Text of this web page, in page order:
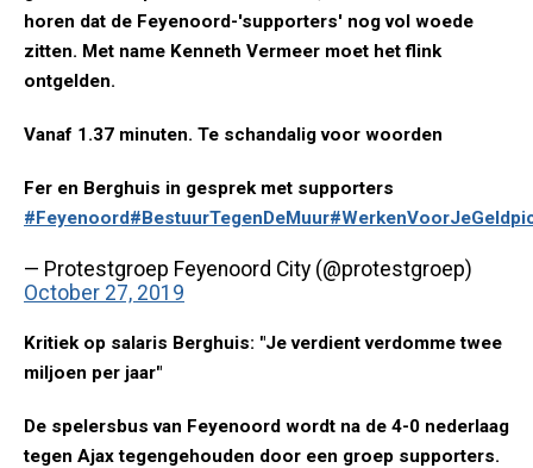
horen dat de Feyenoord-'supporters' nog vol woede
zitten. Met name Kenneth Vermeer moet het flink
ontgelden.
Vanaf 1.37 minuten. Te schandalig voor woorden
Fer en Berghuis in gesprek met supporters
#Feyenoord#BestuurTegenDeMuur#WerkenVoorJeGeld
— Protestgroep Feyenoord City (@protestgroep)
October 27, 2019
Kritiek op salaris Berghuis: "Je verdient verdomme twee
miljoen per jaar"
De spelersbus van Feyenoord wordt na de 4-0 nederlaag
tegen Ajax tegengehouden door een groep supporters.